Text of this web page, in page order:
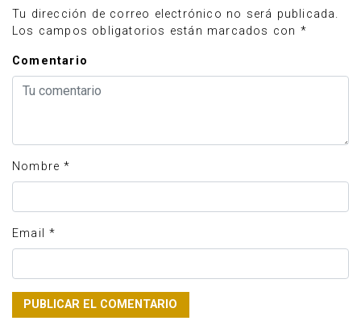
Tu dirección de correo electrónico no será publicada.
Los campos obligatorios están marcados con *
Comentario
Nombre *
Email *